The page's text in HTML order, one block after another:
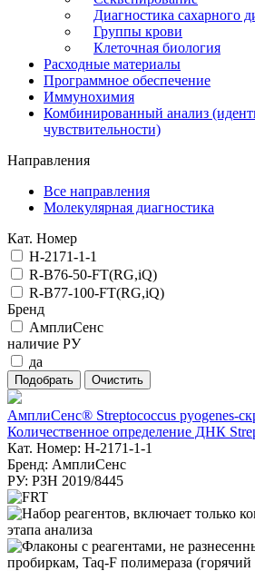
Диагностика сахарного
Группы крови
Клеточная биология
Расходные материалы
Программное обеспечение
Иммунохимия
Комбинированный анализ
чувствительности)
Направления
Все направления
Молекулярная диагностика
Кат. Номер
H-2171-1-1
R-B76-50-FT(RG,iQ)
R-B77-100-FT(RG,iQ)
Бренд
АмплиСенс
наличие РУ
да
АмплиСенс® Streptococcus pyogenes-
Количественное определение ДНК
Кат. Номер: H-2171-1-1
Бренд: АмплиСенс
РУ: РЗН 2019/8445